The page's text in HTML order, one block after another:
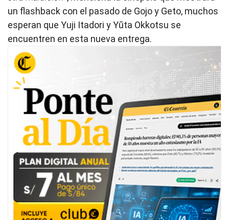
un flashback con el pasado de Gojo y Geto, muchos
esperan que Yuji Itadori y Yūta Okkotsu se
encuentren en esta nueva entrega.